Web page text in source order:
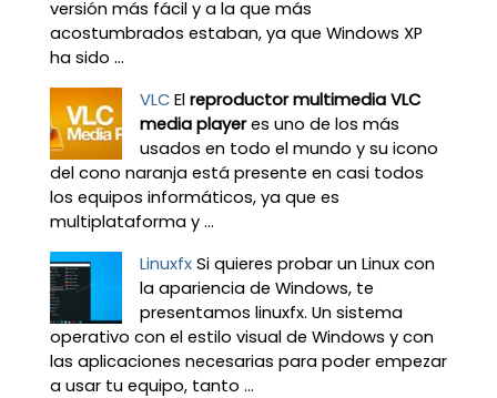
versión más fácil y a la que más
acostumbrados estaban, ya que Windows XP
ha sido ...
VLC El reproductor multimedia VLC
media playeres uno de los más
usados en todo el mundo y su icono
del cono naranja está presente en casi todos
los equipos informáticos, ya que es
multiplataforma y ...
Linuxfx Si quieres probar un Linux con
la apariencia de Windows, te
presentamos linuxfx. Un sistema
operativo con el estilo visual de Windows y con
las aplicaciones necesarias para poder empezar
a usar tu equipo, tanto ...